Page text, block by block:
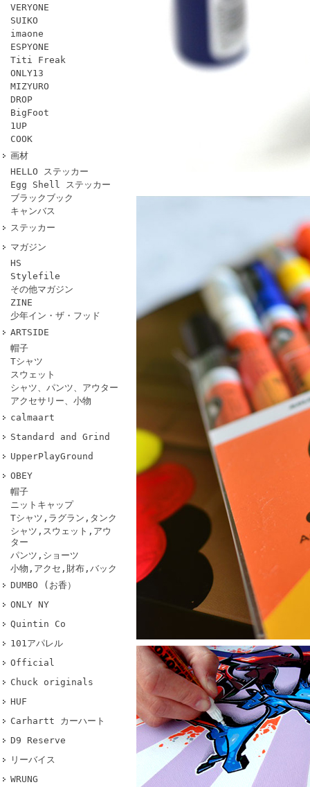
VERYONE
SUIKO
imaone
ESPYONE
Titi Freak
ONLY13
MIZYURO
DROP
BigFoot
1UP
COOK
画材
HELLO ステッカー
Egg Shell ステッカー
ブラックブック
キャンバス
ステッカー
マガジン
HS
Stylefile
その他マガジン
ZINE
少年イン・ザ・フッド
ARTSIDE
帽子
Tシャツ
スウェット
シャツ、パンツ、アウター
アクセサリー、小物
calmaart
Standard and Grind
UpperPlayGround
OBEY
帽子
ニットキャップ
Tシャツ,ラグラン,タンク
シャツ,スウェット,アウ
ター
パンツ,ショーツ
小物,アクセ,財布,バック
DUMBO (お香）
ONLY NY
Quintin Co
101アパレル
Official
Chuck originals
HUF
Carhartt カーハート
D9 Reserve
リーバイス
WRUNG